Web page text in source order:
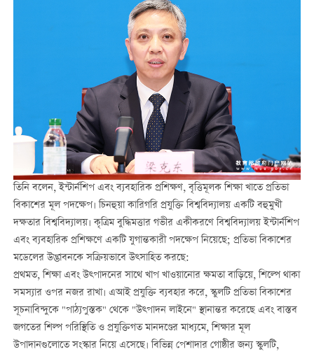
তিনি বলেন, ইন্টার্নশিপ এবং ব্যবহারিক প্রশিক্ষণ, বৃত্তিমূলক শিক্ষা খাতে প্রতিভা
বিকাশের মূল পদক্ষেপ। চিনহুয়া কারিগরি প্রযুক্তি বিশ্ববিদ্যালয় একটি বহুমুখী
দক্ষতার বিশ্ববিদ্যালয়। কৃত্রিম বুদ্ধিমত্তার গভীর একীকরণে বিশ্ববিদ্যালয় ইন্টার্নশিপ
এবং ব্যবহারিক প্রশিক্ষণে একটি যুগান্তকারী পদক্ষেপ নিয়েছে; প্রতিভা বিকাশের
মডেলের উদ্ভাবনকে সক্রিয়ভাবে উত্সাহিত করছে:
প্রথমত, শিক্ষা এবং উত্পাদনের সাথে খাপ খাওয়ানোর ক্ষমতা বাড়িয়ে, শিল্পে থাকা
সমস্যার ওপর নজর রাখা। এআই প্রযুক্তি ব্যবহার করে, স্কুলটি প্রতিভা বিকাশের
সূচনাবিন্দুকে "পাঠ্যপুস্তক" থেকে "উত্পাদন লাইনে" স্থানান্তর করেছে এবং বাস্তব
জগতের শিল্প পরিস্থিতি ও প্রযুক্তিগত মানদণ্ডের মাধ্যমে, শিক্ষার মূল
উপাদানগুলোতে সংস্কার নিয়ে এসেছে। বিভিন্ন পেশাদার গোষ্ঠীর জন্য স্কুলটি,